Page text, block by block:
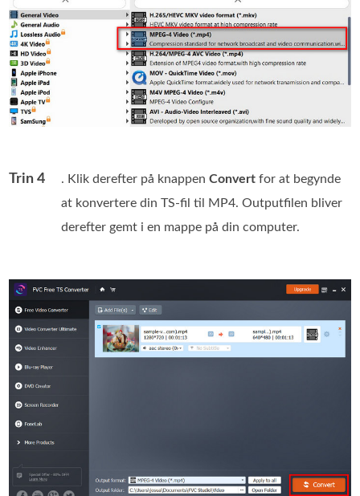
Trin 4 . Klik derefter på knappenConvert for at begynde
at konvertere din TS‑fil til MP4. Outputfilen bliver
derefter gemt i en mappe på din computer.